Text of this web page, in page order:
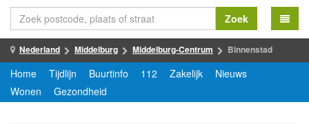
Zoek
Nederland Middelburg Middelburg-Centrum Binnenstad
Home Tijdlijn Buurtinfo 112 Zakelijk
Nieuws
Wonen
Gezondheid